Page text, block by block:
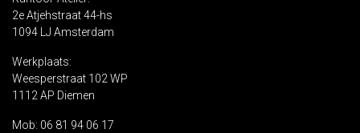
2e Atjehstraat 44-hs
1094 LJ Amsterdam
Werkplaats:
Weesperstraat 102 WP
1112 AP Diemen
Mob: 06 81 94 06 17